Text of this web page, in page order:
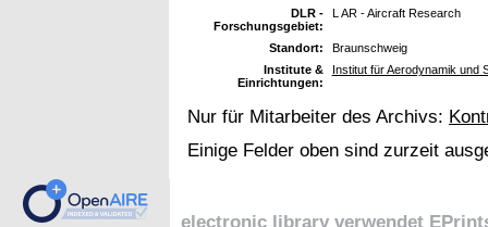
DLR -
Forschungsgebiet:
L AR - Aircraft Research
Standort:
Braunschweig
Institute &
Einrichtungen:
Institut für Aerodynamik und
Nur für Mitarbeiter des Archivs:
Einige Felder oben sind zurzeit
electronic library verwendet